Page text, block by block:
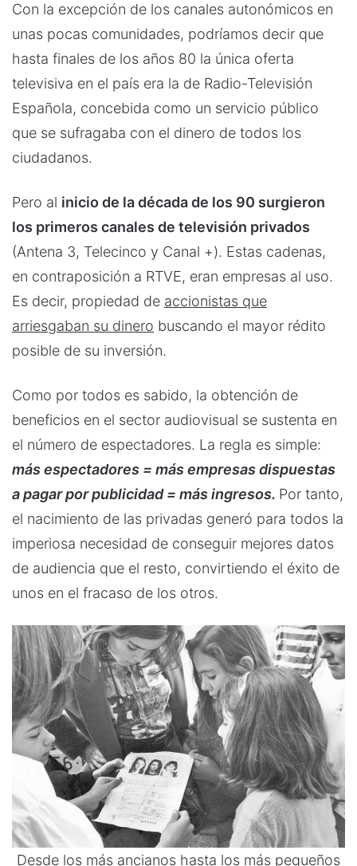
Con la excepción de los canales autonómicos en
unas pocas comunidades, podríamos decir que
hasta finales de los años 80 la única oferta
televisiva en el país era la de Radio-Televisión
Española, concebida como un servicio público
que se sufragaba con el dinero de todos los
ciudadanos.
Pero al inicio de la década de los 90 surgieron
los primeros canales de televisión privados
(Antena 3, Telecinco y Canal +). Estas cadenas,
en contraposición a RTVE, eran empresas al uso.
Es decir, propiedad de accionistas que
arriesgaban su dinero buscando el mayor rédito
posible de su inversión.
Como por todos es sabido, la obtención de
beneficios en el sector audiovisual se sustenta en
el número de espectadores. La regla es simple:
más espectadores = más empresas dispuestas
a pagar por publicidad = más ingresos. Por tanto,
el nacimiento de las privadas generó para todos la
imperiosa necesidad de conseguir mejores datos
de audiencia que el resto, convirtiendo el éxito de
unos en el fracaso de los otros.
Desde los más ancianos hasta los más pequeños